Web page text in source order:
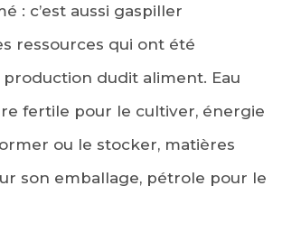
: c’est aussi gaspiller
ressources qui ont été
production dudit aliment. Eau
fertile pour le cultiver, énergie
ou le stocker, matières
son emballage, pétrole pour le